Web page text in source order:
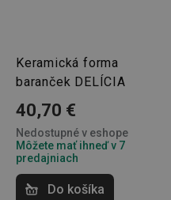
Keramická forma
baranček DELÍCIA
40,70 €
Nedostupné v eshope
Môžete mať ihneď v 7
predajniach
Do košíka
__rtbh.lid